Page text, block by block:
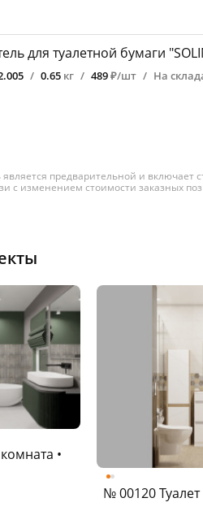
для туалетной бумаги
/ 0.65 кг / 489₽/шт / На
предварительной и
с изменением стоимости заказных
•
№ 00120 Туалет